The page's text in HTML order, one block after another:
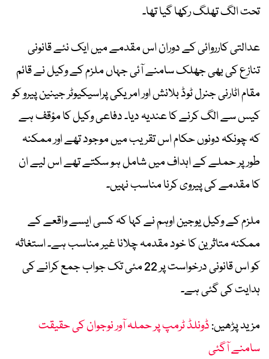
تحت الگ تھلگ رکھا گیا تھا۔
عدالتی کارروائی کے دوران اس مقدمے میں ایک نئے قانونی
تنازع کی بھی جھلک سامنے آئی جہاں ملزم کے وکیل نے قائم
مقام اٹارنی جنرل ٹوڈ بلانش اور امریکی پراسیکیوٹر جینین پیرو کو
کیس سے الگ کرنے کا عندیہ دیا۔ دفاعی وکیل کا مؤقف ہے
کہ چونکہ دونوں حکام اس تقریب میں موجود تھے اور ممکنہ
طور پر حملے کے اہداف میں شامل ہو سکتے تھے اس لیے ان
کا مقدمے کی پیروی کرنا مناسب نہیں۔
ملزم کے وکیل یوجین اوہم نے کہا کہ کسی ایسے واقعے کے
ممکنہ متاثرین کا خود مقدمہ چلانا غیر مناسب ہے۔ استغاثہ
کو اس قانونی درخواست پر 22 مئی تک جواب جمع کرانے کی
ہدایت کی گئی ہے۔
مزید پڑھیں:ڈونلڈ ٹرمپ پر حملہ آور نوجوان کی حقیقت
سامنے آگئی